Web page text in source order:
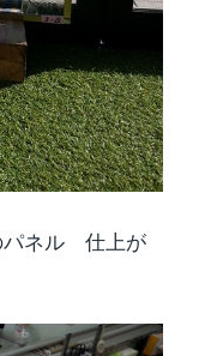
パネル 仕上が